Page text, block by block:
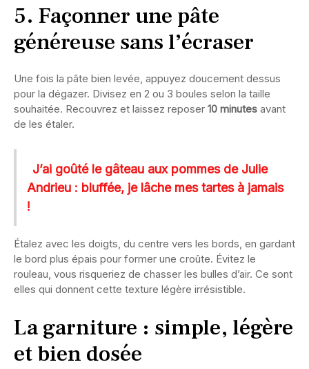
5. Façonner une pâte
généreuse sans l’écraser
Une fois la pâte bien levée, appuyez doucement dessus
pour la dégazer. Divisez en 2 ou 3 boules selon la taille
souhaitée. Recouvrez et laissez reposer 10 minutes avant
de les étaler.
J’ai goûté le gâteau aux pommes de Julie
Andrieu : bluffée, je lâche mes tartes à jamais
!
Étalez avec les doigts, du centre vers les bords, en gardant
le bord plus épais pour former une croûte. Évitez le
rouleau, vous risqueriez de chasser les bulles d’air. Ce sont
elles qui donnent cette texture légère irrésistible.
La garniture : simple, légère
et bien dosée